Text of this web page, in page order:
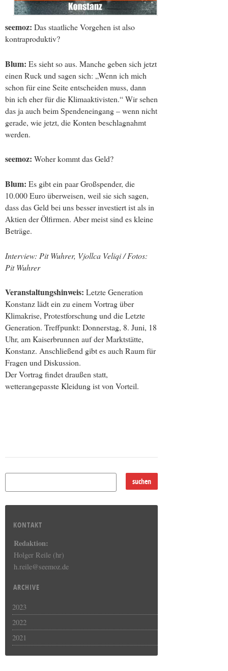
seemoz: Das staatliche Vorgehen ist also
kontraproduktiv?
Blum: Es sieht so aus. Manche geben sich jetzt
einen Ruck und sagen sich: „Wenn ich mich
schon für eine Seite entscheiden muss, dann
bin ich eher für die Klimaaktivisten.“ Wir sehen
das ja auch beim Spendeneingang – wenn nicht
gerade, wie jetzt, die Konten beschlagnahmt
werden.
seemoz: Woher kommt das Geld?
Blum: Es gibt ein paar Großspender, die
10.000 Euro überweisen, weil sie sich sagen,
dass das Geld bei uns besser investiert ist als in
Aktien der Ölfirmen. Aber meist sind es kleine
Beträge.
Interview: Pit Wuhrer, Vjollca Veliqi / Fotos:
Pit Wuhrer
Veranstaltungshinweis: Letzte Generation
Konstanz lädt ein zu einem Vortrag über
Klimakrise, Protestforschung und die Letzte
Generation. Treffpunkt: Donnerstag, 8. Juni, 18
Uhr, am Kaiserbrunnen auf der Marktstätte,
Konstanz. Anschließend gibt es auch Raum für
Fragen und Diskussion.
Der Vortrag findet draußen statt,
wetterangepasste Kleidung ist von Vorteil.
KONTAKT
Redaktion:
Holger Reile (hr)
h.reile@seemoz.de
ARCHIVE
2023
2022
2021